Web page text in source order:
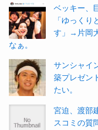
ベッキー、
「ゆっく
す」→片岡
なぁ。
サンシャイ
築プレゼン
たい。
宮迫、渡部
スコミの質